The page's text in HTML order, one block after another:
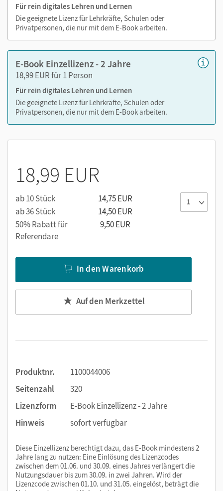
Für rein digitales Lehren und Lernen
Die geeignete Lizenz für Lehrkräfte, Schulen oder
Privatpersonen, die nur mit dem E-Book arbeiten.
E-Book Einzellizenz - 2 Jahre
18,99 EUR für 1 Person
Für rein digitales Lehren und Lernen
Die geeignete Lizenz für Lehrkräfte, Schulen oder
Privatpersonen, die nur mit dem E-Book arbeiten.
18,99 EUR
ab 10 Stück
14,75 EUR
ab 36 Stück
14,50 EUR
50% Rabatt für
Referendare
9,50 EUR
In den Warenkorb
Auf den Merkzettel
Produktnr.
1100044006
Seitenzahl
320
Lizenzform
E-Book Einzellizenz - 2 Jahre
Hinweis
sofort verfügbar
Diese Einzellizenz berechtigt dazu, das E-Book mindestens 2
Jahre lang zu nutzen: Eine Einlösung des Lizenzcodes
zwischen dem 01.06. und 30.09. eines Jahres verlängert die
Nutzungsdauer bis zum 30.09. in zwei Jahren. Wird der
Lizenzcode zwischen 01.10. und 31.05. eingelöst, beträgt die